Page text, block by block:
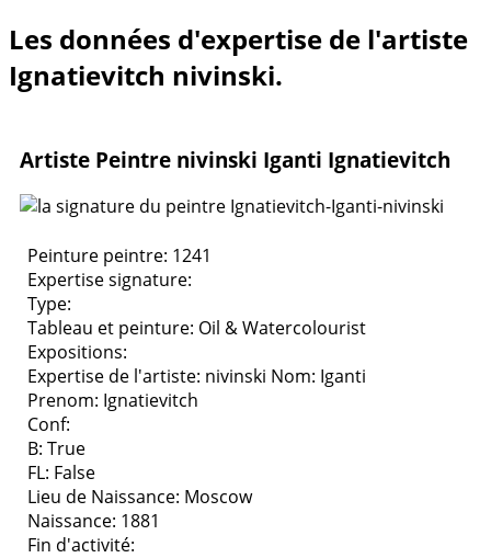
Les données d'expertise de l'artiste
Ignatievitch nivinski.
Artiste Peintre nivinski Iganti Ignatievitch
Peinture peintre: 1241
Expertise signature:
Type:
Tableau et peinture: Oil & Watercolourist
Expositions:
Expertise de l'artiste: nivinski Nom: Iganti
Prenom: Ignatievitch
Conf:
B: True
FL: False
Lieu de Naissance: Moscow
Naissance: 1881
Fin d'activité: